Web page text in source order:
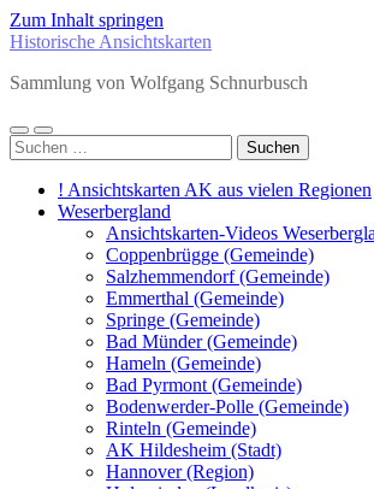
Zum Inhalt springen
Historische Ansichtskarten
Sammlung von Wolfgang Schnurbusch
Mobile-
Menü
Suchfeld
ein-/ausblenden
Suchen
nach:
! Ansichtskarten AK aus vielen Regionen
Weserbergland
Ansichtskarten-Videos
Coppenbrügge (Gemeinde)
Salzhemmendorf (Gemeinde)
Emmerthal (Gemeinde)
Springe (Gemeinde)
Bad Münder (Gemeinde)
Hameln (Gemeinde)
Bad Pyrmont (Gemeinde)
Bodenwerder-Polle (Gemeinde)
Rinteln (Gemeinde)
AK Hildesheim (Stadt)
Hannover (Region)